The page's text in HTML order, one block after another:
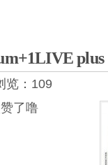
览：109
了噜